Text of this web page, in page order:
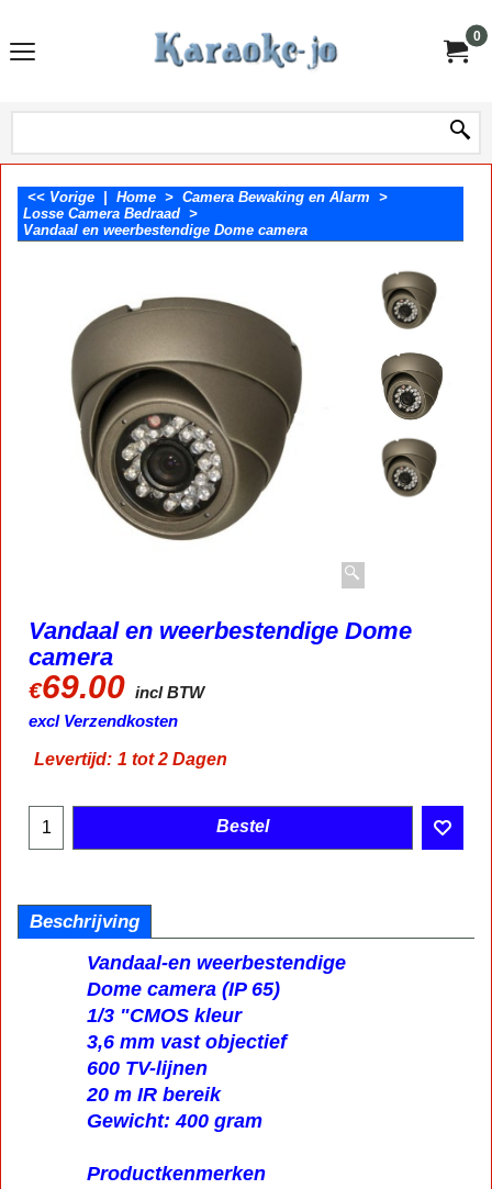
0
<< Vorige Home > Camera Bewaking en Alarm >
Losse Camera Bedraad >
Vandaal en weerbestendige Dome camera
Vandaal en weerbestendige Dome
camera
€69.00 incl BTW
excl Verzendkosten
Levertijd: 1 tot 2 Dagen
Bestel
Beschrijving
Vandaal-en weerbestendige
Dome camera (IP 65)
1/3 "CMOS kleur
3,6 mm vast objectief
600 TV-lijnen
20 m IR bereik
Gewicht: 400 gram
Productkenmerken